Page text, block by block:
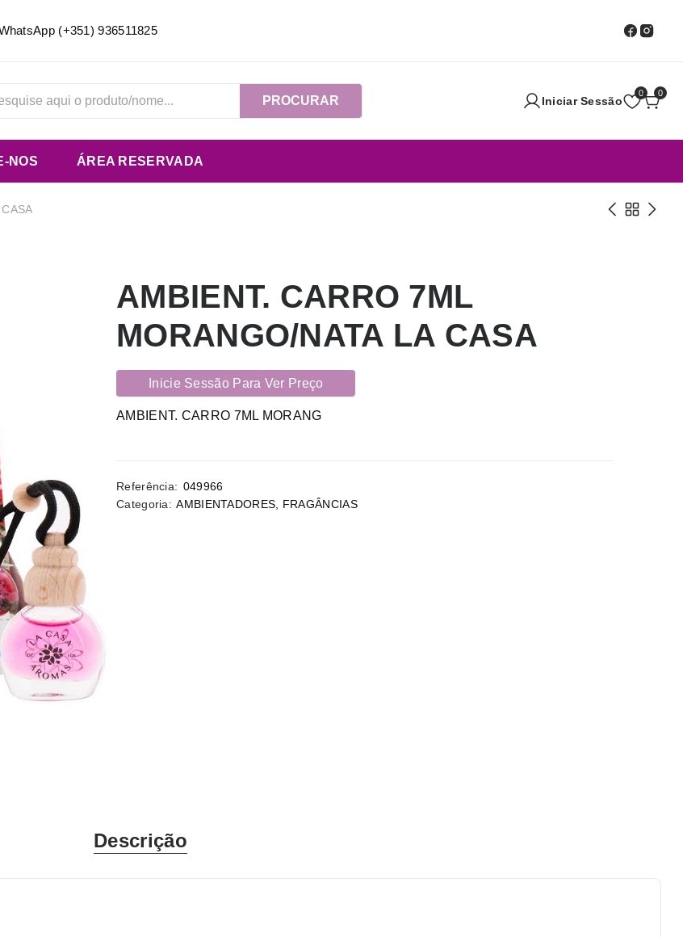
(+351) 936511825
PROCURAR Iniciar Sessão
0 0
NOS ÁREA RESERVADA
AMBIENT. CARRO 7ML
MORANGO/NATA LA CASA
Inicie Sessão Para Ver Preço
AMBIENT. CARRO 7ML MORANG
Referência: 049966
Categoria: AMBIENTADORES FRAGÂNCIAS
Descrição